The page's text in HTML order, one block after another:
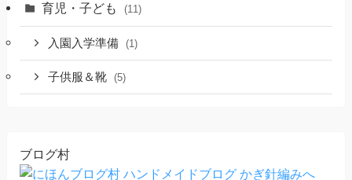
育児・子ども (11)
入園入学準備 (1)
子供服＆靴 (5)
ブログ村